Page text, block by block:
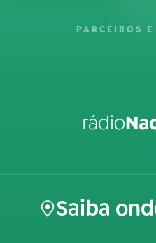
PARCEIROS
Saiba